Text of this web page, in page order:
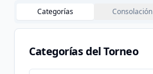
Categorías Consolación
Categorías del Torneo